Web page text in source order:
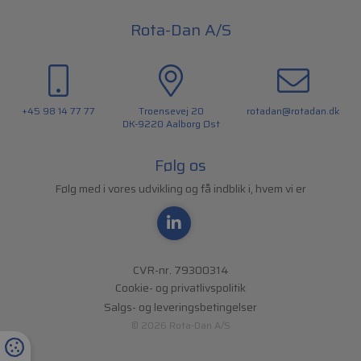
Rota-Dan A/S
+45 98 14 77 77
Troensevej 20
DK-9220 Aalborg Øst
rotadan@rotadan.dk
Følg os
Følg med i vores udvikling og få indblik i, hvem vi er
CVR-nr. 79300314
Cookie- og privatlivspolitik
Salgs- og leveringsbetingelser
© 2026 Rota-Dan A/S